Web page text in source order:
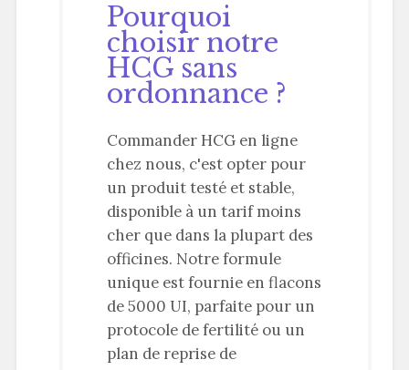
Pourquoi
choisir notre
HCG sans
ordonnance ?
Commander HCG en ligne
chez nous, c'est opter pour
un produit testé et stable,
disponible à un tarif moins
cher que dans la plupart des
officines. Notre formule
unique est fournie en flacons
de 5000 UI, parfaite pour un
protocole de fertilité ou un
plan de reprise de